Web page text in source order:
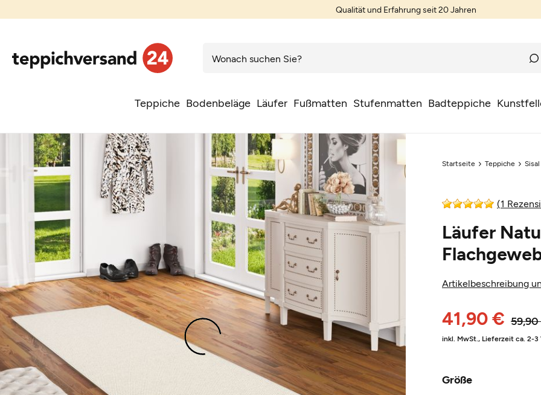
Qualität und Erfahrung seit 20 Jahren
Teppiche Bodenbeläge Läufer Fußmatten Stufenmatten Badteppiche
Startseite Teppiche
(1
Läufer
Artikelbeschreibung
41,90 €
inkl. MwSt., Lieferzeit ca. 2-3
Größe